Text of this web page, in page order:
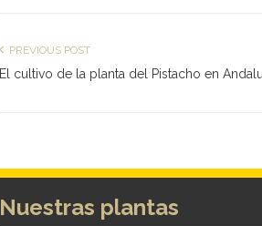
PREVIOUS POST
El cultivo de la planta del Pistacho en
Nuestras plantas